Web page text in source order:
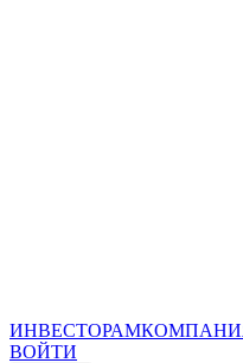
ИНВЕСТОРАМ
ВОЙТИ